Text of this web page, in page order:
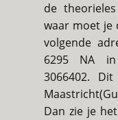
de
waar moet je
volgende
6295 NA in
3066402.
Dan zie je